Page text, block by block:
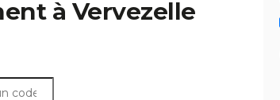
à Vervezelle